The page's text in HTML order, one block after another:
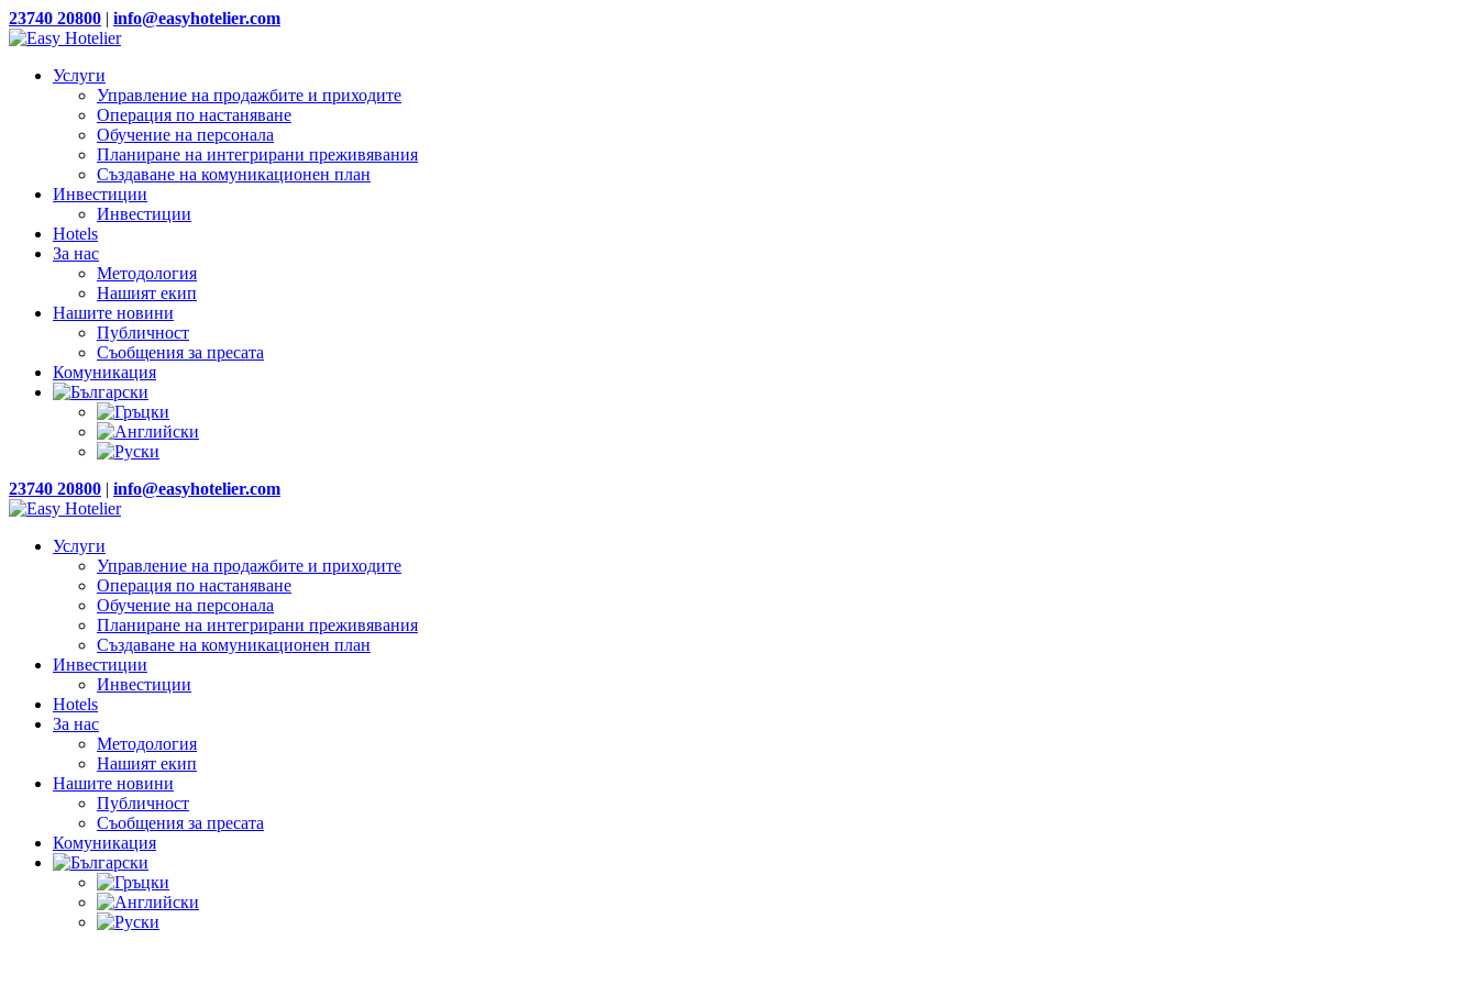
23740 20800 | info@easyhotelier.com
Услуги
Управление на продажбите и приходите
Операция по настаняване
Обучение на персонала
Планиране на интегрирани преживявания
Създаване на комуникационен план
Инвестиции
Инвестиции
Hotels
За нас
Методология
Нашият екип
Нашите новини
Публичност
Съобщения за пресата
Комуникация
23740 20800 | info@easyhotelier.com
Услуги
Управление на продажбите и приходите
Операция по настаняване
Обучение на персонала
Планиране на интегрирани преживявания
Създаване на комуникационен план
Инвестиции
Инвестиции
Hotels
За нас
Методология
Нашият екип
Нашите новини
Публичност
Съобщения за пресата
Комуникация